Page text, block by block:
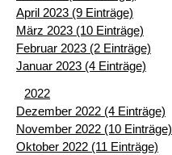
April 2023 (9 Einträge)
März 2023 (10 Einträge)
Februar 2023 (2 Einträge)
Januar 2023 (4 Einträge)
2022
Dezember 2022 (4 Einträge)
November 2022 (10 Einträge)
Oktober 2022 (11 Einträge)